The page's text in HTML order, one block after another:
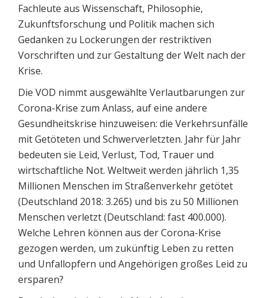
Fachleute aus Wissenschaft, Philosophie,
Zukunftsforschung und Politik machen sich
Gedanken zu Lockerungen der restriktiven
Vorschriften und zur Gestaltung der Welt nach der
Krise.
Die VOD nimmt ausgewählte Verlautbarungen zur
Corona-Krise zum Anlass, auf eine andere
Gesundheitskrise hinzuweisen: die Verkehrsunfälle
mit Getöteten und Schwerverletzten. Jahr für Jahr
bedeuten sie Leid, Verlust, Tod, Trauer und
wirtschaftliche Not. Weltweit werden jährlich 1,35
Millionen Menschen im Straßenverkehr getötet
(Deutschland 2018: 3.265) und bis zu 50 Millionen
Menschen verletzt (Deutschland: fast 400.000).
Welche Lehren können aus der Corona-Krise
gezogen werden, um zukünftig Leben zu retten
und Unfallopfern und Angehörigen großes Leid zu
ersparen?